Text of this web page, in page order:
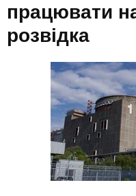
працювати
розвідка